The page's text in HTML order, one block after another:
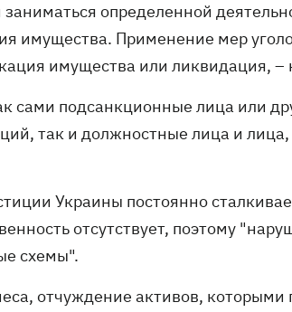
определенной
имущества. Применение мер
имущества или ликвидация, –
сами подсанкционные лица или
так и должностные лица и
Украины постоянно
отсутствует, поэтому
схемы".
отчуждение активов,